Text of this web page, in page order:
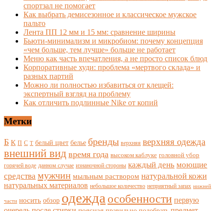
спортзал не помогает
Как выбрать демисезонное и классическое мужское
пальто
Лента ПП 12 мм и 15 мм: сравнение ширины
Бьюти-минимализм и микробиом: почему концепция
«чем больше, тем лучше» больше не работает
Меню как часть впечатления, а не просто список блюд
Корпоративные худи: проблема «мертвого склада» и
разных партий
Можно ли полностью избавиться от клещей:
экспертный взгляд на проблему
Как отличить подлинные Nike от копий
Метки
Б К П С Т белый цвет белье бренды верхняя верхняя одежда
внешний вид время года высоком каблуке головной убор
горячей воде данном случае изнаночной стороны каждый день моющие
средства мужчин мыльным раствором натуральной кожи
натуральных материалов небольшое количество неприятный запах нижней
части носить обзор одежда особенности первую